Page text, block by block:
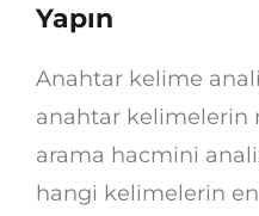
Yapın
Anahtar kelime
anahtar kelimelerin
arama hacmini
hangi kelimelerin